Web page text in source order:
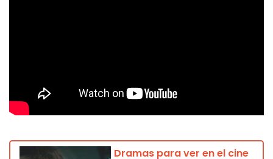
Dramas para ver en el cine